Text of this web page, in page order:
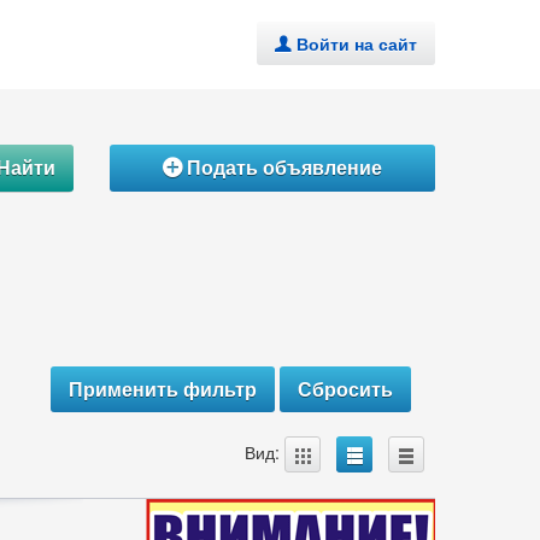
. Войти на сайт
ÁПодать объявление
Вид: A B C